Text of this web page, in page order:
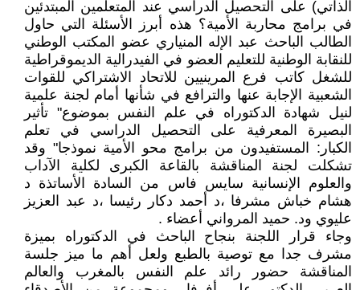
الذاتي) على التحصيل الدراسي عند المتعلمين المبتدئين
في برامج محاربة الأمية؟ هذه أبرز الأسئلة التي حاول
الطالب الباحث عبد الإله المنياري عضو المكتب الوطني
للنقابة الوطنية للتعليم العضو في الفيدرالية الديموقراطية
للشغل كاتب فرع المرينيين للاتحاد الاشتراكي للقوات
الشعبية الإجابة عنها والترافع في شأنها أمام لجنة علمية
لنيل شهادة الدكتوراه في علم النفس بموضوع" تأثير
البصيرة المعرفية على التحصيل الدراسي في تعلم
الكبار: المستفيدون من برامج محو الأمية نموذجا" وقد
تشكلت لجنة المناقشة بالقاعة الكبرى لكلية الآداب
والعلوم الإنسانية سايس فاس من السادة الأساتذة د
هشام خباش مشرفا ،د أحمد دكار رئيسا ،د عبد العزيز
عليوي ود. حميد المرواني أعضاء .
وجاء قرار اللجنة بنجاح الباحث في الدكتوراه بميزة
مشرف جدا مع توصية بالطبع ولعل أهم ما ميز جلسة
المناقشة حضور رائد علم النفس بالمغرب والعالم